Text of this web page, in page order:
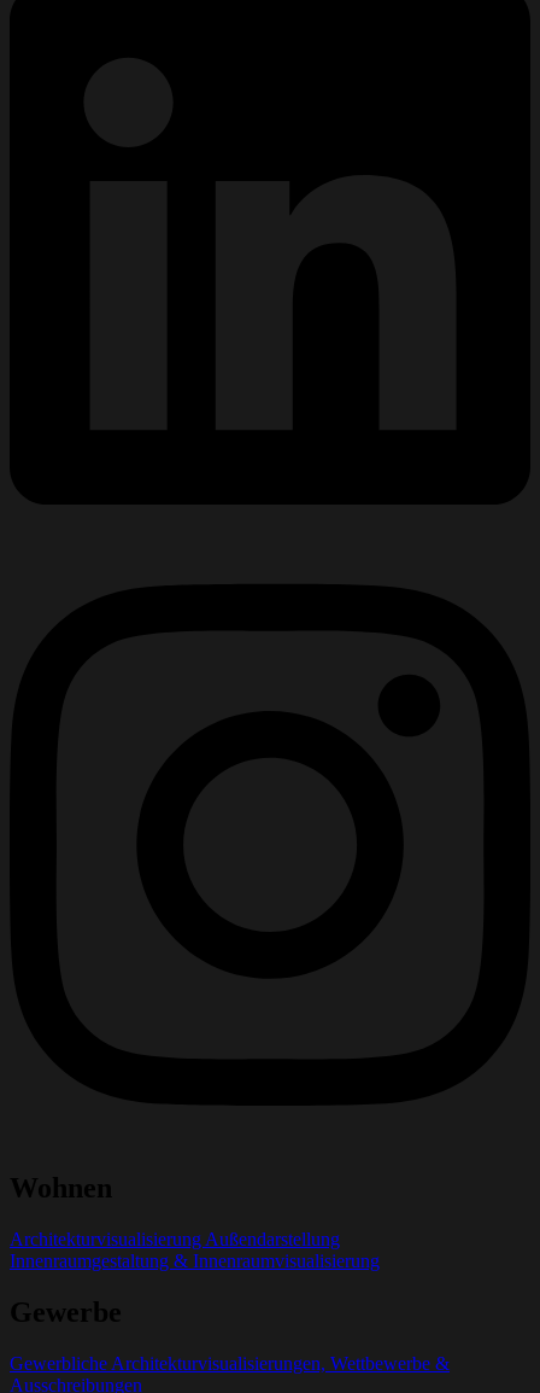
Wohnen
Architekturvisualisierung Außendarstellung
Innenraumgestaltung & Innenraumvisualisierung
Gewerbe
Gewerbliche Architekturvisualisierungen, Wettbewerbe &
Ausschreibungen